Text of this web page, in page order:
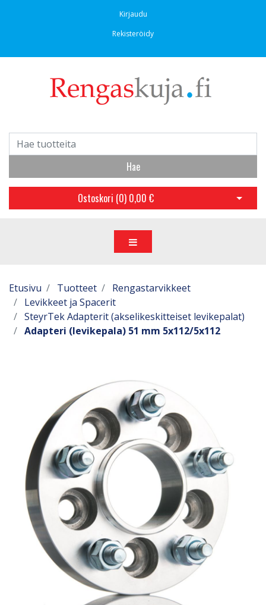
Kirjaudu
Rekisteröidy
Hae
Ostoskori (0) 0,00 € Avaa
Etusivu Tuotteet
Rengastarvikkeet
Levikkeet ja Spacerit
SteyrTek Adapterit (akselikeskitteiset levikepalat)
Adapteri (levikepala) 51 mm 5x112/5x112